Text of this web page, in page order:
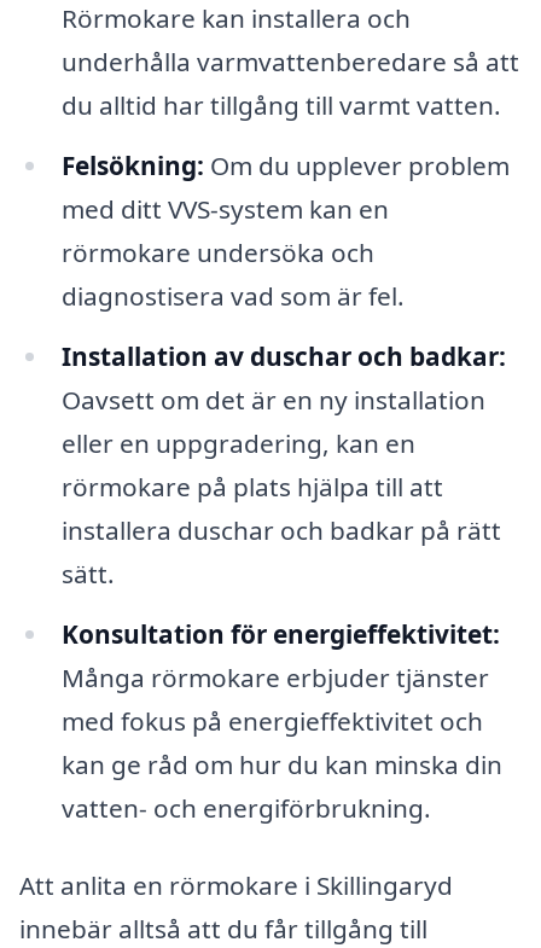
Rörmokare kan installera och
underhålla varmvattenberedare så att
du alltid har tillgång till varmt vatten.
Felsökning: Om du upplever problem
med ditt VVS-system kan en
rörmokare undersöka och
diagnostisera vad som är fel.
Installation av duschar och badkar:
Oavsett om det är en ny installation
eller en uppgradering, kan en
rörmokare på plats hjälpa till att
installera duschar och badkar på rätt
sätt.
Konsultation för energieffektivitet:
Många rörmokare erbjuder tjänster
med fokus på energieffektivitet och
kan ge råd om hur du kan minska din
vatten- och energiförbrukning.
Att anlita en rörmokare i Skillingaryd
innebär alltså att du får tillgång till